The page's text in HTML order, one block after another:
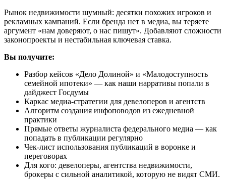
Рынок недвижимости шумный: десятки похожих игроков и
рекламных кампаний. Если бренда нет в медиа, вы теряете
аргумент «нам доверяют, о нас пишут». Добавляют сложности
законопроекты и нестабильная ключевая ставка.
Вы получите:
Разбор кейсов «Дело Долиной» и «Малодоступность
семейной ипотеки» — как наши нарративы попали в
дайджест Госдумы
Каркас медиа-стратегии для девелоперов и агентств
Алгоритм создания инфоповодов из ежедневной
практики
Прямые ответы журналиста федерального медиа — как
попадать в публикации регулярно
Чек-лист использования публикаций в воронке и
переговорах
Для кого: девелоперы, агентства недвижимости,
брокеры с сильной аналитикой, которую не видят СМИ.